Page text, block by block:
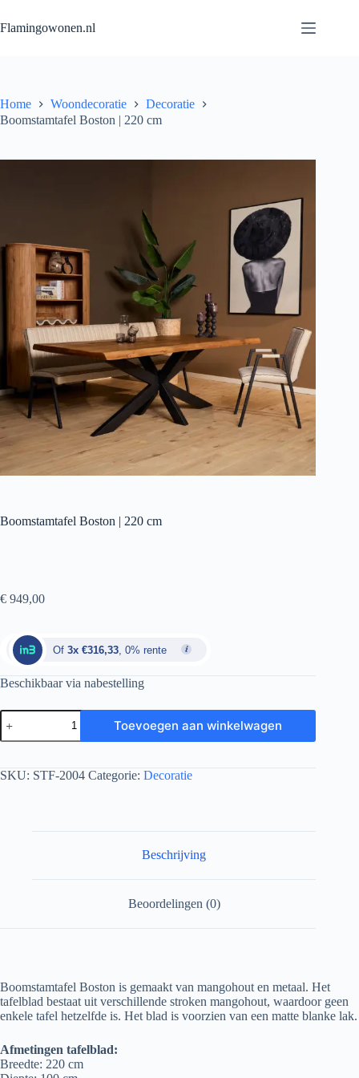
Flamingowonen.nl
Home Woondecoratie
Decoratie
Boomstamtafel Boston | 220 cm
Boomstamtafel Boston | 220 cm
€ 949,00
Of 3x €316,33 , 0% rente
Beschikbaar via nabestelling
Toevoegen aan winkelwagen
SKU: STF-2004 Categorie: Decoratie
Beschrijving
Beoordelingen (0)
Boomstamtafel Boston is gemaakt van mangohout en metaal. Het
tafelblad bestaat uit verschillende stroken mangohout, waardoor geen
enkele tafel hetzelfde is. Het blad is voorzien van een matte blanke lak.
Afmetingen tafelblad:
Breedte: 220 cm